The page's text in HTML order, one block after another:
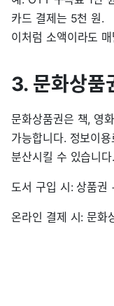
카드 결제는 5천 원.
이처럼 소액이라도
3. 문화상품
문화상품권은 책, 영
가능합니다. 정보이
분산시킬 수 있습니다.
도서 구입 시: 상품권
온라인 결제 시: 문화